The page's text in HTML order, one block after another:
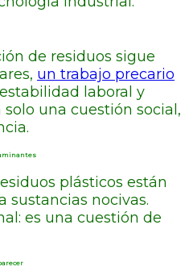
de residuos sigue
un trabajo precario
laboral y
una cuestión social,
plásticos están
sustancias nocivas.
es una cuestión de